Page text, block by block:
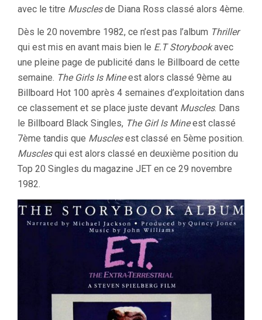
avec le titre Musclesde Diana Ross classé alors 4ème.
Dès le 20 novembre 1982, ce n’est pas l’album Thriller
qui est mis en avant mais bien le E.T Storybookavec
une pleine page de publicité dans le Billboard de cette
semaine. The Girls Is Mineest alors classé 9ème au
Billboard Hot 100 après 4 semaines d’exploitation dans
ce classement et se place juste devant Muscles. Dans
le Billboard Black Singles, The Girl Is Mineest classé
7ème tandis que Musclesest classé en 5ème position.
Musclesqui est alors classé en deuxième position du
Top 20 Singles du magazine JET en ce 29 novembre
1982.